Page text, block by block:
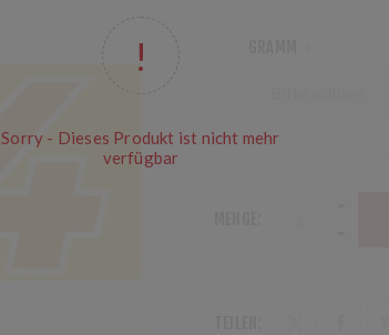
Sorry - Dieses Produkt ist nicht mehr
verfügbar